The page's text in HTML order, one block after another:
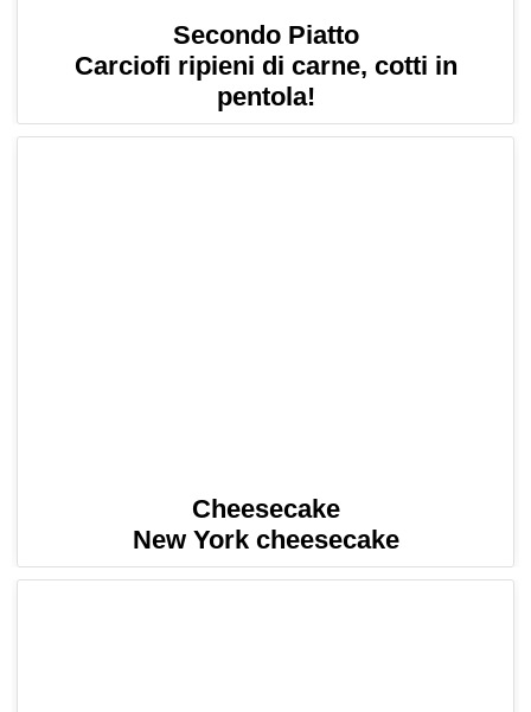
Secondo Piatto
Carciofi ripieni di carne, cotti in
pentola!
Cheesecake
New York cheesecake